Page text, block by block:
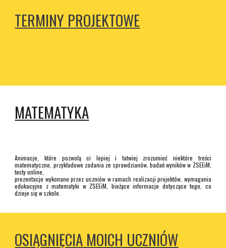
TERMINY PROJEKTOWE
MATEMATYKA
Animacje, które pozwolą ci lepiej i łatwiej zrozumieć niektóre treści
matematyczne, przykładowe zadania ze sprawdzianów, badań wyników w ZSEEiM,
testy online,
prezentacje wykonane przez uczniów w ramach realizacji projektów, wymagania
edukacyjne z matematyki w ZSEEiM, bieżące informacje dotyczące tego, co
dzieje się w szkole.
OSIĄGNIĘCIA MOICH UCZNIÓW